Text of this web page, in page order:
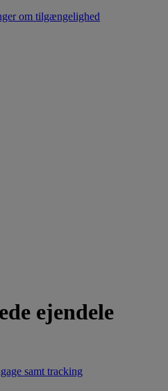
om tilgængelighed
ejendele
samt tracking